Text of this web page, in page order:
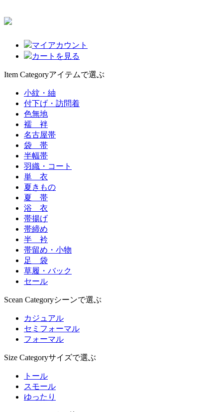
マイアカウント
カートを見る
Item Categoryアイテムで選ぶ
小紋・紬
付下げ・訪問着
色無地
襦 袢
名古屋帯
袋 帯
半幅帯
羽織・コート
単 衣
夏きもの
夏 帯
浴 衣
帯揚げ
帯締め
半 衿
帯留め・小物
足 袋
草履・バック
セール
Scean Categoryシーンで選ぶ
カジュアル
セミフォーマル
フォーマル
Size Categoryサイズで選ぶ
トール
スモール
ゆったり